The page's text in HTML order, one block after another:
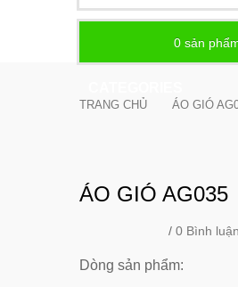
0 sản phẩm
TRANG CHỦ ÁO GIÓ
ÁO GIÓ AG035
/ 0 Bình luận
Dòng sản phẩm: